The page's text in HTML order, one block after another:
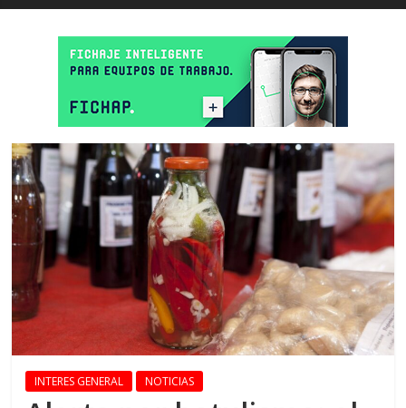
INTERES GENERAL NOTICIAS